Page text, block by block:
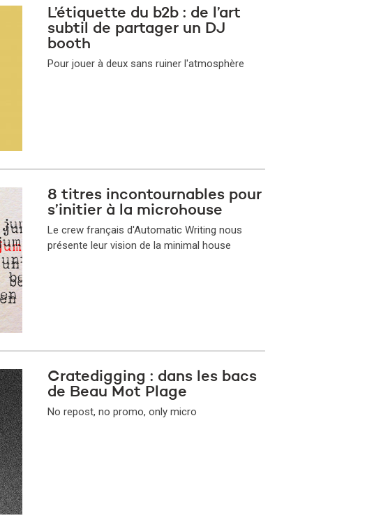
L’étiquette du b2b : de l’art
subtil de partager un DJ
booth
Pour jouer à deux sans ruiner l'atmosphère
8 titres incontournables pour
s’initier à la microhouse
Le crew français d'Automatic Writing nous
présente leur vision de la minimal house
Cratedigging : dans les bacs
de Beau Mot Plage
No repost, no promo, only micro